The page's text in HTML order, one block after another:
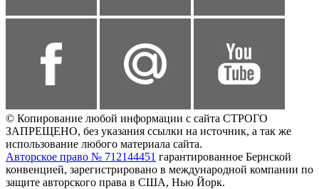
© Копирование любой информации с сайта СТРОГО
ЗАПРЕЩЕНО, без указания ссылки на источник, а так же
использование любого материала сайта.
Авторское право № 712144451 гарантированное Бернской
конвенцией, зарегистрировано в международной компании по
защите авторского права в США, Нью Йорк.